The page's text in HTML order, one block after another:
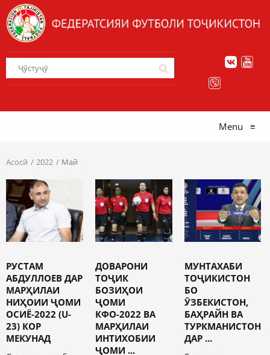
Menu ≡
Асосӣ 2022 Май
РУСТАМ
АБДУЛЛОЕВ ДАР
МАРҲИЛАИ
НИҲОИИ ҶОМИ
ОСИЁ-2022 (U-
23) КОР
МЕКУНАД
ДОВАРОНИ
ТОҶИК
БОЗИҲОИ
ҶОМИ
КФО-2022 ВА
МАРҲИЛАИ
ИНТИХОБИИ
ҶОМИ ...
МУНТАХАБИ
ТОҶИКИСТОН
БО
ӮЗБЕКИСТОН,
БАҲРАЙН ВА
ТУРКМАНИСТОН
ДАР ...